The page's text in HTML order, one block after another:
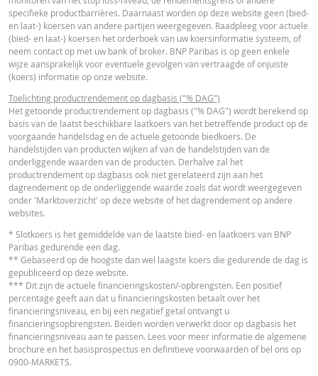
WAARDEN
WAARDEN
Referentiekoers 57,660
-
Financieringsniveau
34,06
-
Stop loss-niveau
Hefboom
2,46
Waarde belegging
(EUR)
23,60 -
Turbo (EUR) 23,60
Disclaimer
actuele of toekomstige handelskoersen weer. De calculator gaat uit van een
gelijkblijvend financieringskostenpercentage terwijl dit percentage in
werkelijkheid doorlopend kan veranderen. De rendementen van producten
een onderliggende waarde die niet in euro noteert, kunnen worden
door wisselkoerseffecten. De calculator houdt geen rekening met het
tussen bied- en laatprijzen (de spread), eventuele dividenden of
dividendbelasting. De invloed van het periodiek doorrollen van futures
in de calculator buiten beschouwing gelaten. Ook door afrondingen kunnen
getoonde waarden afwijken van de ontwikkelingen van waarden in de
werkelijkheid.
Nederlands (Nederland) PDF
ESSENTIËLE BELEGGERSINFORMATIEDOCUMENTATIE
Essentiële
Beleggersinformatiedocument (NL)
PDF
RECENTE KOERSINFORMATIE
Latest Product Quotes
specifieke productbarrières. Daarnaast worden op deze website geen (bied-
en laat-) koersen van andere partijen weergegeven. Raadpleeg voor actuele
(bied- en laat-) koersen het orderboek van uw koersinformatie systeem, of
neem contact op met uw bank of broker. BNP Paribas is op geen enkele
wijze aansprakelijk voor eventuele gevolgen van vertraagde of onjuiste
(koers) informatie op onze website.
Toelichting productrendement op dagbasis ("% DAG")
Het getoonde productrendement op dagbasis ("% DAG") wordt berekend op
basis van de laatst beschikbare laatkoers van het betreffende product op de
voorgaande handelsdag en de actuele getoonde biedkoers. De
handelstijden van producten wijken af van de handelstijden van de
onderliggende waarden van de producten. Derhalve zal het
productrendement op dagbasis ook niet gerelateerd zijn aan het
dagrendement op de onderliggende waarde zoals dat wordt weergegeven
onder 'Marktoverzicht' op deze website of het dagrendement op andere
websites.
* Slotkoers is het gemiddelde van de laatste bied- en laatkoers van BNP
Paribas gedurende een dag.
** Gebaseerd op de hoogste dan wel laagste koers die gedurende de dag is
gepubliceerd op deze website.
*** Dit zijn de actuele financieringskosten/-opbrengsten. Een positief
percentage geeft aan dat u financieringskosten betaalt over het
financieringsniveau, en bij een negatief getal ontvangt u
financieringsopbrengsten. Beiden worden verwerkt door op dagbasis het
financieringsniveau aan te passen. Lees voor meer informatie de algemene
brochure en het basisprospectus en definitieve voorwaarden of bel ons op
0900-MARKETS.